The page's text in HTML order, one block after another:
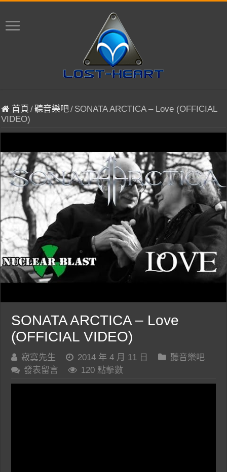
首頁 /聽音樂吧/ SONATA ARCTICA – Love (OFFICIAL
VIDEO)
SONATA ARCTICA – Love
(OFFICIAL VIDEO)
寂寞先生 2014 年 4 月 11 日
聽音樂吧
發表留言
120 點擊數